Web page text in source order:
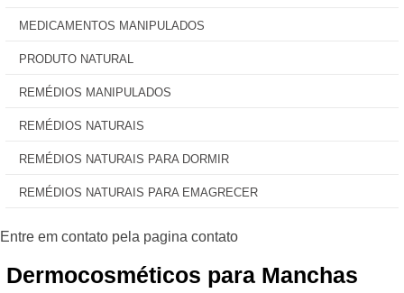
MEDICAMENTOS MANIPULADOS
PRODUTO NATURAL
REMÉDIOS MANIPULADOS
REMÉDIOS NATURAIS
REMÉDIOS NATURAIS PARA DORMIR
REMÉDIOS NATURAIS PARA EMAGRECER
Dermocosméticos para Manchas